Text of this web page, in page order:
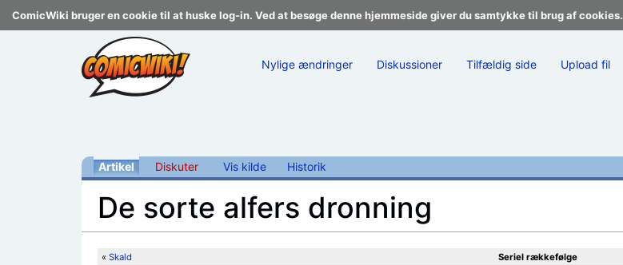
ComicWiki bruger en cookie til at huske log-in. Ved at besøge denne hjemmeside giver du samtykke til brug af cookies.
Nylige ændringer Diskussioner Tilfældig side Upload fil
Artikel Diskuter Vis kilde Historik
De sorte alfers dronning
« Skald Seriel rækkefølge